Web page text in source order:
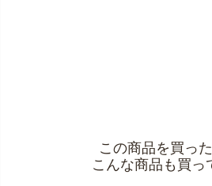
この商品を買った
こんな商品も買っ